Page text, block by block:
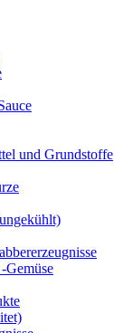
und Grundstoffe
Gemüse